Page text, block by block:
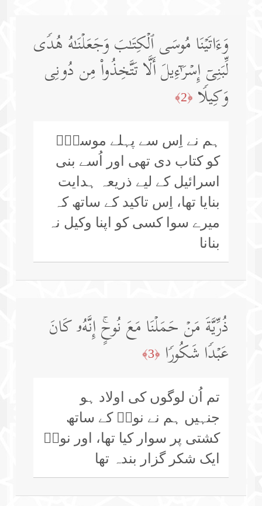
وَءَاتَیۡنَا مُوسَى ٱلۡكِتَـٰبَ وَجَعَلۡنَـٰهُ هُدࣰى
لِّبَنِیۤ إِسۡرَ ٰ⁠ۤءِیلَ أَلَّا تَتَّخِذُوا۟ مِن دُونِی
وَكِیلࣰا ﴿2﴾
ہم نے اِس سے پہلے موسیٰؑ
کو کتاب دی تھی اور اُسے بنی
اسرائیل کے لیے ذریعہ ہدایت
بنایا تھا، اِس تاکید کے ساتھ کہ
میرے سوا کسی کو اپنا وکیل نہ
بنانا
ذُرِّیَّةَ مَنۡ حَمَلۡنَا مَعَ نُوحٍۚ إِنَّهُۥ كَانَ
عَبۡدࣰا شَكُورࣰا ﴿3﴾
تم اُن لوگوں کی اولاد ہو
جنہیں ہم نے نوحؑ کے ساتھ
کشتی پر سوار کیا تھا، اور نوحؑ
ایک شکر گزار بندہ تھا